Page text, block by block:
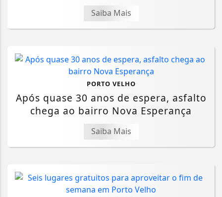
Saiba Mais
PORTO VELHO
Após quase 30 anos de espera, asfalto
chega ao bairro Nova Esperança
Saiba Mais